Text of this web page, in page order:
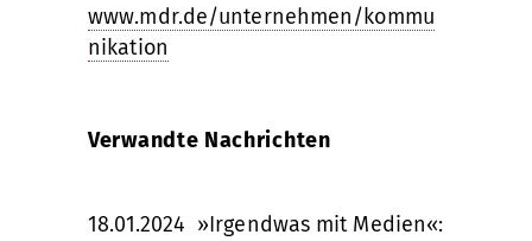
www.mdr.de/unternehmen/kommu
nikation
Verwandte Nachrichten
18.01.2024 »Irgendwas mit Medien«: